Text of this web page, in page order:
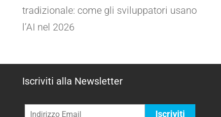
tradizionale: come gli sviluppatori usano
l’AI nel 2026
Iscriviti alla Newsletter